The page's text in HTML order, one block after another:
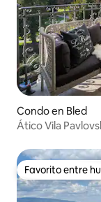
Condo en Bled
Ático Vila
Favorito entre
Favorito entre